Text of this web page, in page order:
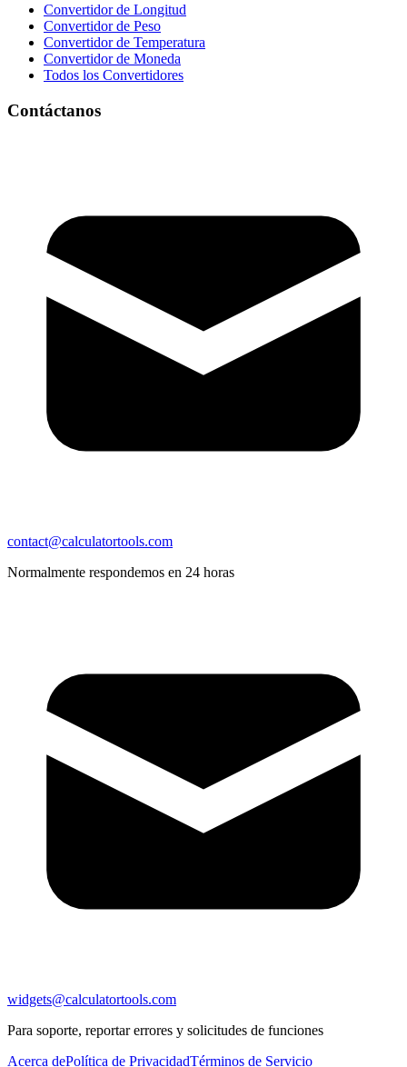
Convertidor de Longitud
Convertidor de Peso
Convertidor de Temperatura
Convertidor de Moneda
Todos los Convertidores
Contáctanos
contact@calculatortools.com
Normalmente respondemos en 24 horas
widgets@calculatortools.com
Para soporte, reportar errores y solicitudes de funciones
Acerca dePolítica de PrivacidadTérminos de Servicio